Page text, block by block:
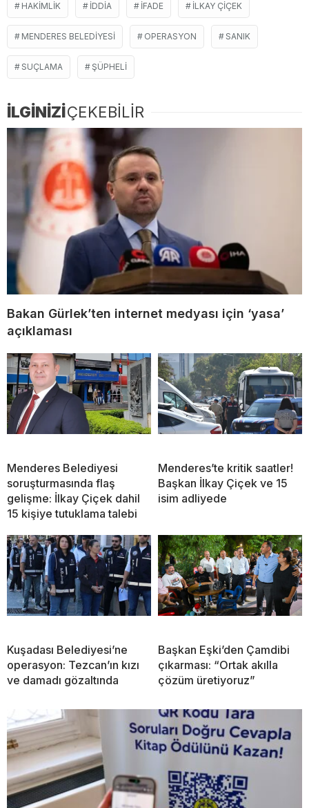
HAKIMLIK IDDIA IFADE ILKAY ÇIÇEK
MENDERES BELEDIYESI OPERASYON SANIK
SUÇLAMA ŞÜPHELI
İLGİNİZİÇEKEBİLİR
Bakan Gürlek’ten internet medyası için ‘yasa’
açıklaması
Menderes Belediyesi
soruşturmasında flaş
gelişme: İlkay Çiçek dahil
15 kişiye tutuklama talebi
Menderes’te kritik saatler!
Başkan İlkay Çiçek ve 15
isim adliyede
Kuşadası Belediyesi’ne
operasyon: Tezcan’ın kızı
ve damadı gözaltında
Başkan Eşki’den Çamdibi
çıkarması: “Ortak akılla
çözüm üretiyoruz”